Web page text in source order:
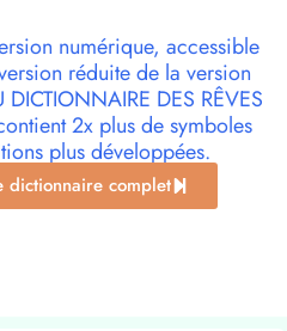
numérique, accessible
réduite de la version
DES RÊVES
2x plus de symboles
plus développées.
dictionnaire complet